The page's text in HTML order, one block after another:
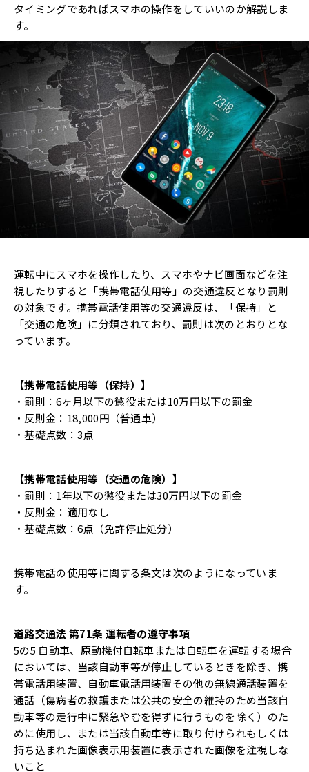
タイミングであればスマホの操作をしていいのか解説しま
す。
運転中にスマホを操作したり、スマホやナビ画面などを注
視したりすると「携帯電話使用等」の交通違反となり罰則
の対象です。携帯電話使用等の交通違反は、「保持」と
「交通の危険」に分類されており、罰則は次のとおりとな
っています。
【携帯電話使用等（保持）】
・罰則：6ヶ月以下の懲役または10万円以下の罰金
・反則金：18,000円（普通車）
・基礎点数：3点
【携帯電話使用等（交通の危険）】
・罰則：1年以下の懲役または30万円以下の罰金
・反則金：適用なし
・基礎点数：6点（免許停止処分）
携帯電話の使用等に関する条文は次のようになっていま
す。
道路交通法 第71条 運転者の遵守事項
5の5 自動車、原動機付自転車または自転車を運転する場合
においては、当該自動車等が停止しているときを除き、携
帯電話用装置、自動車電話用装置その他の無線通話装置を
通話（傷病者の救護または公共の安全の維持のため当該自
動車等の走行中に緊急やむを得ずに行うものを除く）のた
めに使用し、または当該自動車等に取り付けられもしくは
持ち込まれた画像表示用装置に表示された画像を注視しな
いこと